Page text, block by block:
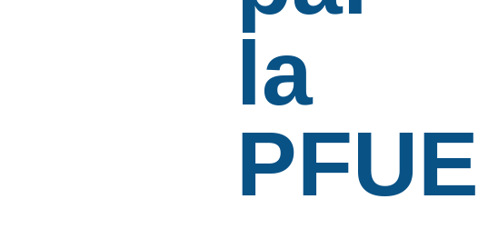
la
PFUE